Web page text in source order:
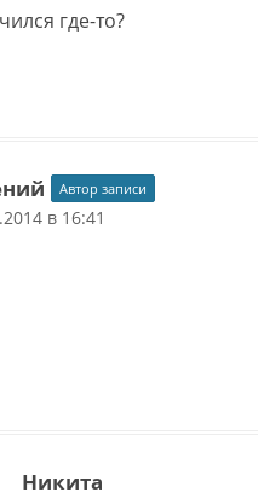
где-то?
Автор записи
в 16:41
Никита